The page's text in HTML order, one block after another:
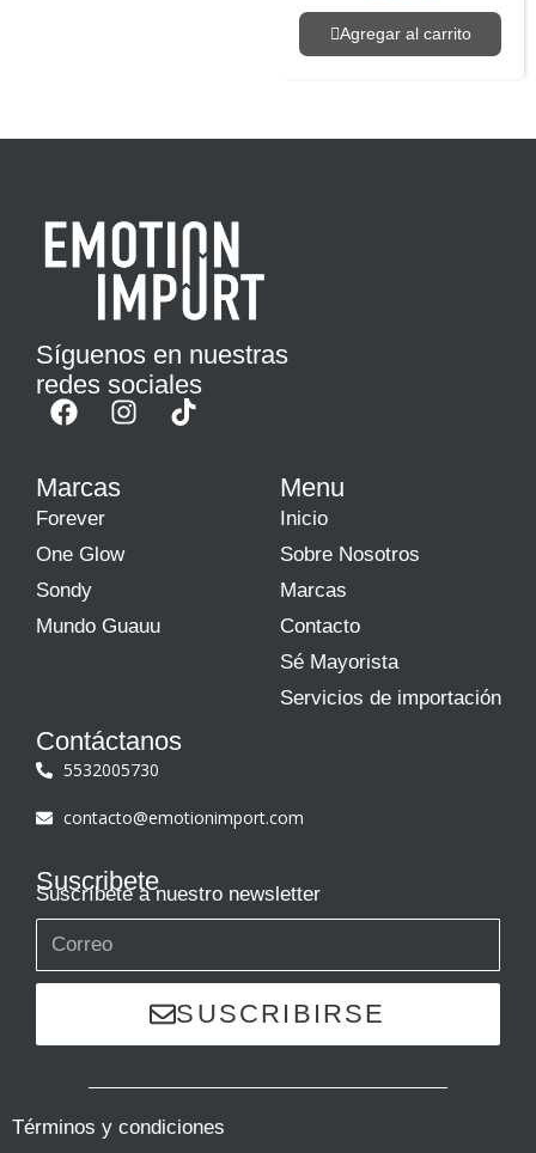
Agregar al carrito
Síguenos en nuestras
redes sociales
Marcas
Forever
One Glow
Sondy
Mundo Guauu
Menu
Inicio
Sobre Nosotros
Marcas
Contacto
Sé Mayorista
Servicios de importación
Contáctanos
5532005730
contacto@emotionimport.com
Suscribete
Suscríbete a nuestro newsletter
SUSCRIBIRSE
Términos y condiciones